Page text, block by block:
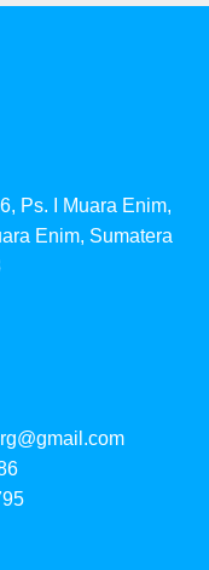
Ps. I Muara Enim,
Enim, Sumatera